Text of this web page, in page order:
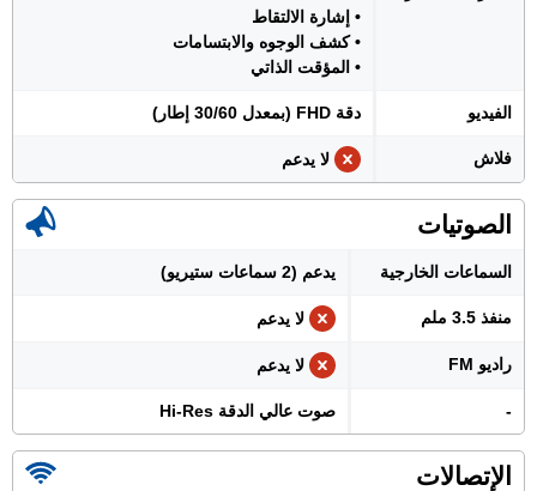
• إشارة الالتقاط
• كشف الوجوه والابتسامات
• المؤقت الذاتي
الفيديو دقة FHD (بمعدل 30/60 إطار)
فلاش لا يدعم
الصوتيات
السماعات الخارجية يدعم (2 سماعات ستيريو)
منفذ 3.5 ملم لا يدعم
راديو FM لا يدعم
- صوت عالي الدقة Hi-Res
الإتصالات